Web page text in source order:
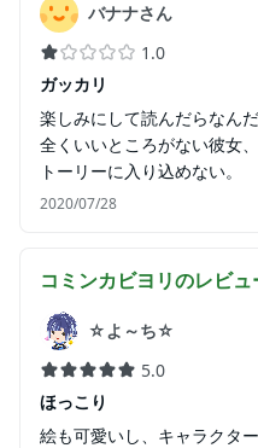
バナナさん
1.0
ガッカリ
楽しみにして読んだらなん
全くいいところがない彼女
トーリーに入り込めない。
2020/07/28
コミンカビヨリのレビュ
☆よ～ち☆
5.0
ほっこり
絵も可愛いし、キャラクター